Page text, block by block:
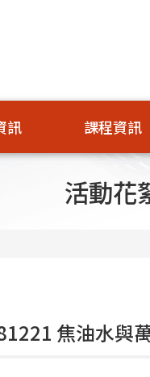
訊 課程資訊
活動花
焦油水與